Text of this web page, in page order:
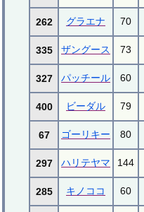
262 グラエナ 70
335 ザングース 73
327 パッチール 60
400 ビーダル 79
67 ゴーリキー 80
297 ハリテヤマ 144
285 キノココ 60